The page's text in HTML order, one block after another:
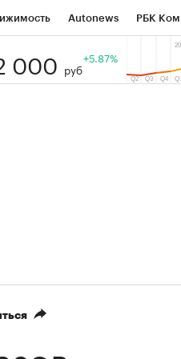
Autonews РБК
Тренды
000 руб
+5.87%